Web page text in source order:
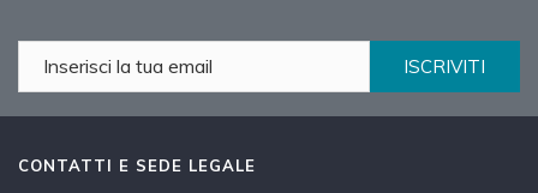
ISCRIVITI
CONTATTI E SEDE LEGALE